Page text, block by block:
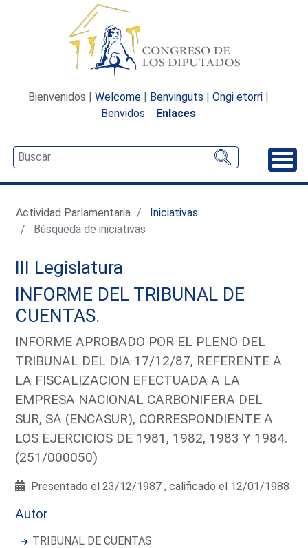
Bienvenidos | Welcome | Benvinguts | Ongi etorri |
Benvidos
Enlaces
Actividad Parlamentaria
Iniciativas
Búsqueda de iniciativas
III Legislatura
INFORME DEL TRIBUNAL DE
CUENTAS.
INFORME APROBADO POR EL PLENO DEL
TRIBUNAL DEL DIA 17/12/87, REFERENTE A
LA FISCALIZACION EFECTUADA A LA
EMPRESA NACIONAL CARBONIFERA DEL
SUR, SA (ENCASUR), CORRESPONDIENTE A
LOS EJERCICIOS DE 1981, 1982, 1983 Y 1984.
(251/000050)
Presentado el 23/12/1987 , calificado el 12/01/1988
Autor
TRIBUNAL DE CUENTAS